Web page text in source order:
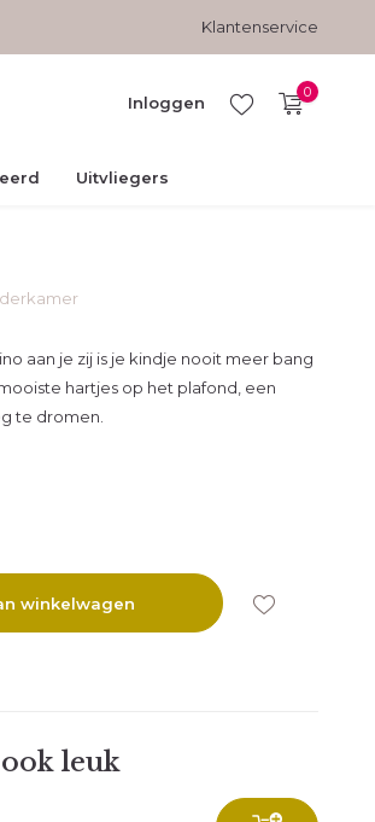
Veilig betalen met
Klantenservice
Inloggen
0
Uitvliegers
aan je zij is je kindje nooit meer bang
hartjes op het plafond, een
te dromen.
winkelwagen
leuk